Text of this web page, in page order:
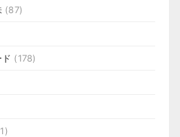
(87)
(178)